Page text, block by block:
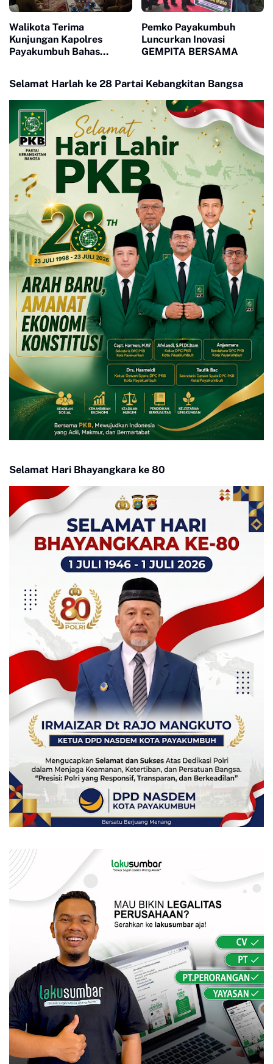
Walikota Terima
Kunjungan Kapolres
Payakumbuh Bahas
Pemko Payakumbuh
Luncurkan Inovasi
GEMPITA BERSAMA
Selamat Harlah ke 28 Partai Kebangkitan Bangsa
Selamat Hari Bhayangkara ke 80